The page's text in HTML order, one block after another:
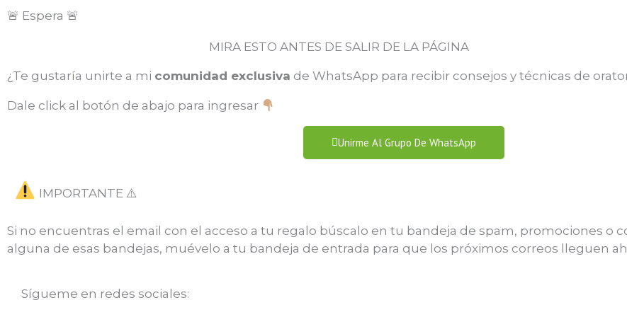
🚨 Espera 🚨
MIRA ESTO ANTES DE SALIR DE LA PÁGINA
¿Te gustaría unirte a mi comunidad exclusiva de WhatsApp para recibir consejos y técnicas de
Dale click al botón de abajo para ingresar
Unirme Al Grupo De WhatsApp
IMPORTANTE ⚠️
Si no encuentras el email con el acceso a tu regalo búscalo en tu bandeja de spam, promociones o
alguna de esas bandejas, muévelo a tu bandeja de entrada para que los próximos correos lleguen
Sígueme en redes sociales: